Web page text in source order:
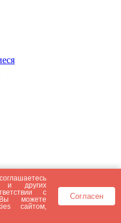
других
с
можете
сайтом,
Согласен